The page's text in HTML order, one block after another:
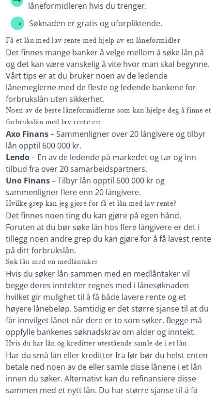
låneformidleren hvis du trenger.
Søknaden er gratis og uforpliktende.
Få et lån med lav rente med hjelp av en låneformidler
Det finnes mange banker å velge mellom å søke lån på
og det kan være vanskelig å vite hvor man skal begynne.
Vårt tips er at du bruker noen av de ledende
lånemeglerne med de fleste og ledende bankene for
forbrukslån uten sikkerhet.
Noen av de beste låneformidlerne som kan hjelpe deg å finne et
forbrukslån med lav rente er:
Axo Finans– Sammenligner over 20 långivere og tilbyr
lån opptil 600 000 kr.
Lendo– En av de ledende på markedet og tar og inn
tilbud fra over 20 samarbeidspartners.
Uno Finans– Tilbyr lån opptil 600 000 kr og
sammenligner flere enn 20 långivere.
Hvilke grep kan jeg gjøre for få et lån med lav rente?
Det finnes noen ting du kan gjøre på egen hånd.
Foruten at du bør søke lån hos flere långivere er det i
tillegg noen andre grep du kan gjøre for å få lavest rente
på ditt forbrukslån.
Søk lån med en medlåntaker
Hvis du søker lån sammen med en medlåntaker vil
begge deres inntekter regnes med i lånesøknaden
hvilket gir mulighet til å få både lavere rente og et
høyere lånebeløp. Samtidig er det større sjanse til at du
får innvilget lånet når dere er to som søker. Begge må
oppfylle bankenes søknadskrav om alder og inntekt.
Hvis du har lån og kreditter utestående samle de i et lån
Har du små lån eller kreditter fra før bør du helst enten
betale ned noen av de eller samle disse lånene i et lån
innen du søker. Alternativt kan du refinansiere disse
sammen med et nytt lån. Du har større sjanse til å få